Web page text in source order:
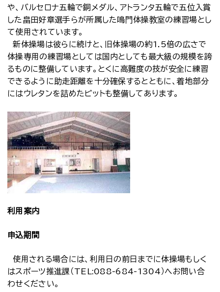
や、バルセロナ五輪で銅メダル、アトランタ五輪で五位入賞
した畠田好章選手らが所属した鳴門体操教室の練習場とし
て使用されています。
新体操場は彼らに続けと、旧体操場の約1.5倍の広さで
体操専用の練習場としては国内としても最大級の規模を誇
るものに整備しています。とくに高難度の技が安全に練習
できるように助走距離を十分確保するとともに、着地部分
にはウレタンを詰めたピットも整備してあります。
利用案内
申込期間
使用される場合には、利用日の前日までに体操場もしく
はスポーツ推進課（TEL:088-684-1304）へお問い合
わせください。